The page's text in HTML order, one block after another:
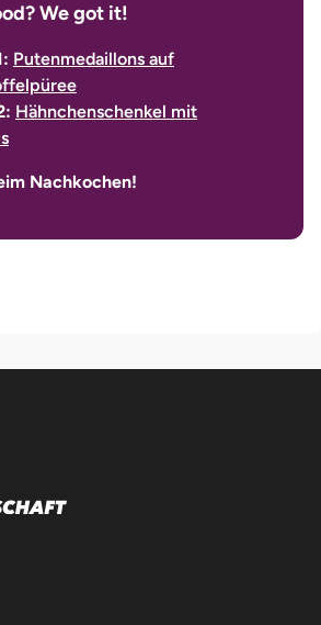
We got it!
Putenmedaillons auf
Hähnchenschenkel mit
Nachkochen!